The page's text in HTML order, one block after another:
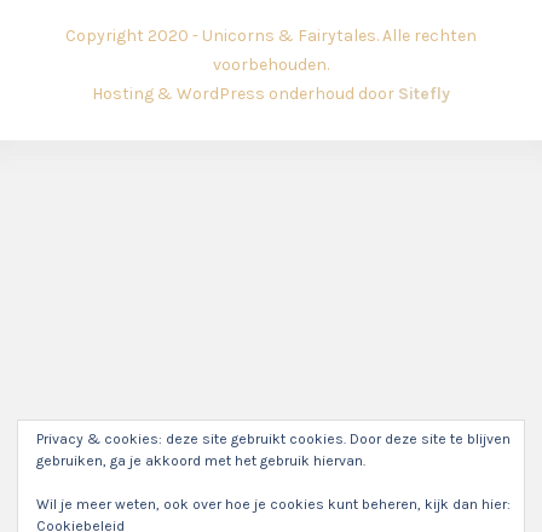
Copyright 2020 - Unicorns & Fairytales. Alle rechten
voorbehouden.
Hosting & WordPress onderhoud door Sitefly
Privacy & cookies: deze site gebruikt cookies. Door deze site te blijven
gebruiken, ga je akkoord met het gebruik hiervan.
Wil je meer weten, ook over hoe je cookies kunt beheren, kijk dan hier:
Cookiebeleid